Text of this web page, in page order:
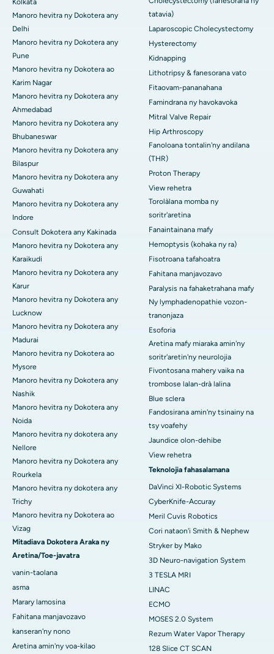
Kolkata
Manoro hevitra ny Dokotera any
Delhi
Manoro hevitra ny Dokotera any
Pune
Manoro hevitra ny Dokotera ao
Karim Nagar
Manoro hevitra ny Dokotera any
Ahmedabad
Manoro hevitra ny Dokotera any
Bhubaneswar
Manoro hevitra ny Dokotera any
Bilaspur
Manoro hevitra ny Dokotera any
Guwahati
Manoro hevitra ny Dokotera any
Indore
Consult Dokotera any Kakinada
Manoro hevitra ny Dokotera any
Karaikudi
Manoro hevitra ny Dokotera any
Karur
Manoro hevitra ny Dokotera any
Lucknow
Manoro hevitra ny Dokotera any
Madurai
Manoro hevitra ny Dokotera ao
Mysore
Manoro hevitra ny Dokotera any
Nashik
Manoro hevitra ny Dokotera any
Noida
Manoro hevitra ny dokotera any
Nellore
Manoro hevitra ny Dokotera any
Rourkela
Manoro hevitra ny dokotera any
Trichy
Manoro hevitra ny Dokotera ao
Vizag
Mitadiava Dokotera Araka ny
Aretina/Toe-javatra
vanin-taolana
asma
Marary lamosina
Fahitana manjavozavo
kanseran'ny nono
Aretina amin'ny voa-kilao
tatavia)
Laparoscopic Cholecystectomy
Hysterectomy
Kidnapping
Lithotripsy & fanesorana vato
Fitaovam-pananahana
Famindrana ny havokavoka
Mitral Valve Repair
Hip Arthroscopy
Fanoloana tontalin'ny andilana
(THR)
Proton Therapy
View rehetra
Torolàlana momba ny
soritr'aretina
Fanaintainana mafy
Hemoptysis (kohaka ny ra)
Fisotroana tafahoatra
Fahitana manjavozavo
Paralysis na fahaketrahana mafy
Ny lymphadenopathie vozon-
tranonjaza
Esoforia
Aretina mafy miaraka amin'ny
soritr'aretin'ny neurolojia
Fivontosana mahery vaika na
trombose lalan-drà lalina
Blue sclera
Fandosirana amin'ny tsinainy na
tsy voafehy
Jaundice olon-dehibe
View rehetra
Teknolojia fahasalamana
DaVinci XI-Robotic Systems
CyberKnife-Accuray
Meril Cuvis Robotics
Cori nataon'i Smith & Nephew
Stryker by Mako
3D Neuro-navigation System
3 TESLA MRI
LINAC
ECMO
MOSES 2.0 System
Rezum Water Vapor Therapy
128 Slice CT SCAN